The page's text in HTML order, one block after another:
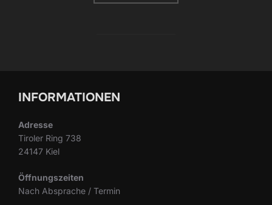
INFORMATIONEN
Adresse
Tiroler Ring 738
24147 Kiel
Öffnungszeiten
Nach Absprache / Termin